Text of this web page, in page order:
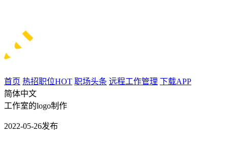
首页 热招职位HOT 职场头条 远程工作管理 下载APP
简体中文
工作室的logo制作
2022-05-26发布